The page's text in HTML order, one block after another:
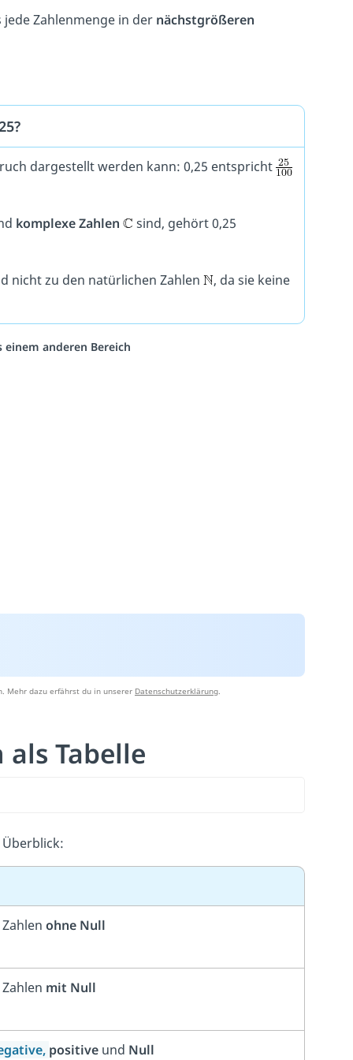
jede Zahlenmenge in der nächstgrößeren
dargestellt werden kann: 0,25 entspricht
komplexe Zahlen sind, gehört 0,25
nicht zu den natürlichen Zahlen , da sie keine
anderen Bereich
Mehr dazu erfährst du in unserer Datenschutzerklärung.
Tabelle
ohne Null
mit Null
, positiveund Null